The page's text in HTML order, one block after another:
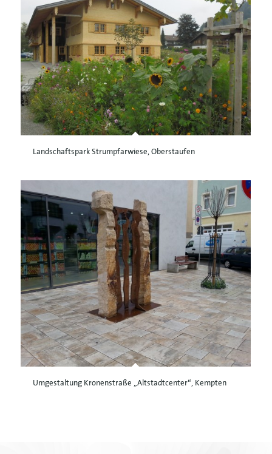
Landschaftspark Strumpfarwiese, Oberstaufen
Umgestaltung Kronenstraße „Altstadtcenter“, Kempten